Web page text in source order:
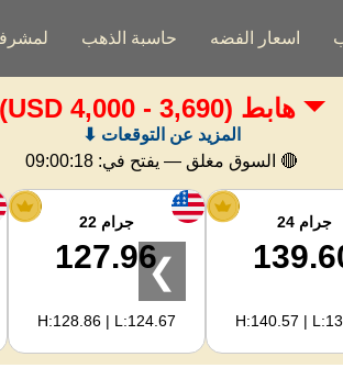
اسعار الفضه حاسبة الذهب
هابط (3,690 - 4,000 USD)
المزيد عن التوقعات ⬇
🔴 السوق مغلق — يفتح في: 09:00:18
جرام 24
H:140.57 |
جرام 22
127.96
H:128.86 | L:124.67
❯